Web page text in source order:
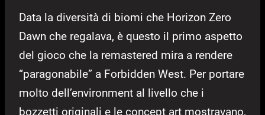
Data la diversità di biomi che Horizon Zero
Dawn che regalava, è questo il primo aspetto
del gioco che la remastered mira a rendere
“paragonabile” a Forbidden West. Per portare
molto dell’environment al livello che i
bozzetti originali e le concept art mostravano,